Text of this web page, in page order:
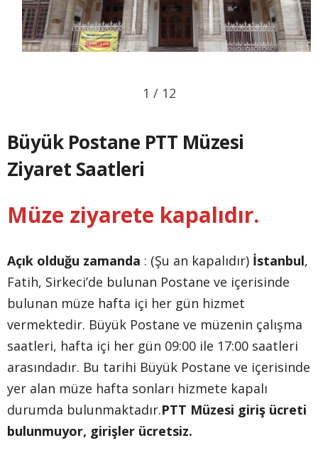
1 / 12
Büyük Postane PTT Müzesi
Ziyaret Saatleri
Müze ziyarete kapalıdır.
Açık olduğu zamanda : (Şu an kapalıdır) İstanbul,
Fatih, Sirkeci’de bulunan Postane ve içerisinde
bulunan müze hafta içi her gün hizmet
vermektedir. Büyük Postane ve müzenin çalışma
saatleri, hafta içi her gün 09:00 ile 17:00 saatleri
arasındadır. Bu tarihi Büyük Postane ve içerisinde
yer alan müze hafta sonları hizmete kapalı
durumda bulunmaktadır.PTT Müzesi giriş ücreti
bulunmuyor, girişler ücretsiz.